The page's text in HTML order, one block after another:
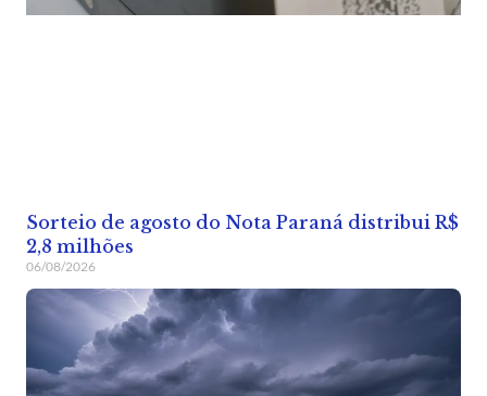
Sorteio de agosto do Nota Paraná distribui R$
2,8 milhões
06/08/2026